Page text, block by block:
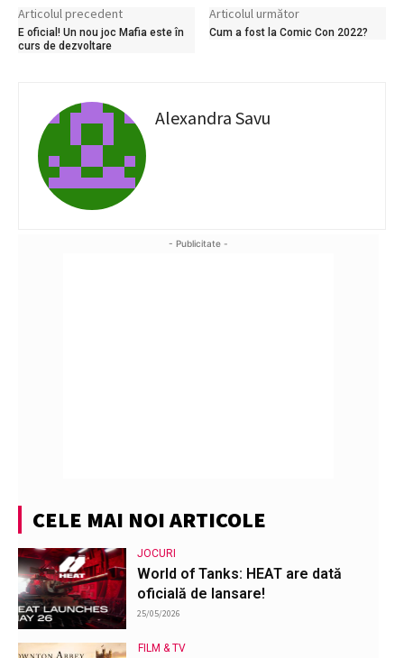
Articolul precedent
E oficial! Un nou joc Mafia este în
curs de dezvoltare
Articolul următor
Cum a fost la Comic Con 2022?
Alexandra Savu
- Publicitate -
CELE MAI NOI ARTICOLE
JOCURI
World of Tanks: HEAT are dată
oficială de lansare!
25/05/2026
FILM & TV